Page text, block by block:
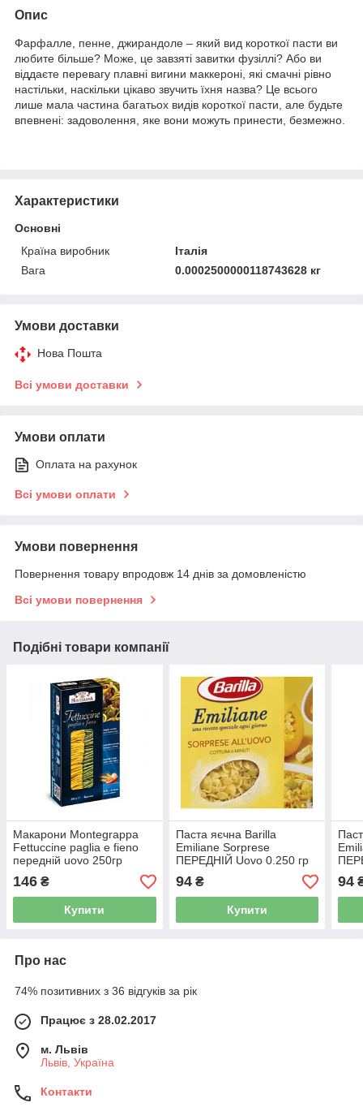
Опис
Фарфалле, пенне, джирандоле – який вид короткої пасти ви
любите більше? Може, це завзяті завитки фузіллі? Або ви
віддаєте перевагу плавні вигини маккероні, які смачні рівно
настільки, наскільки цікаво звучить їхня назва? Це всього
лише мала частина багатьох видів короткої пасти, але будьте
впевнені: задоволення, яке вони можуть принести, безмежно.
Характеристики
Основні
Країна виробник
Італія
Вага
0.0002500000118743628 кг
Умови доставки
Нова Пошта
Всі умови доставки
Умови оплати
Оплата на рахунок
Всі умови оплати
Умови повернення
Повернення товару впродовж 14 днів за домовленістю
Всі умови повернення
Подібні товари компанії
Макарони Montegrappa
Fettuccine paglia e fieno
передній uovо 250гр
146 ₴
Купити
Паста яєчна Barilla
Emiliane Sorprese
ПЕРЕДНІЙ Uovo 0.250 гр
94₴
Купити
94
Про нас
74% позитивних з 36 відгуків за рік
Працює з 28.02.2017
м. Львів
Львів, Україна
Контакти